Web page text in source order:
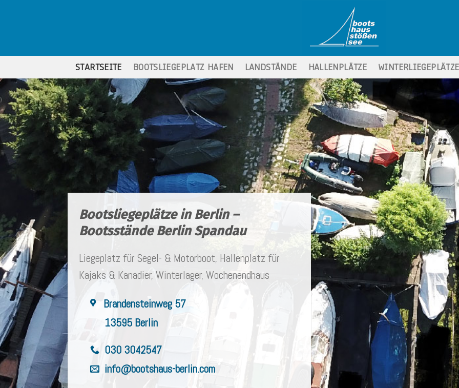
STARTSEITE BOOTSLIEGEPLATZ HAFEN LANDSTÄNDE HALLENPLÄTZE WINTERLIEGEPLÄTZE
Bootsliegeplätze in Berlin –
Bootsstände Berlin Spandau
Liegeplatz für Segel- & Motorboot, Hallenplatz für
Kajaks & Kanadier, Winterlager, Wochenendhaus
Brandensteinweg 57
13595 Berlin
030 3042547
info@bootshaus-berlin.com